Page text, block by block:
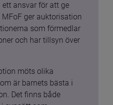
ansvar för att ge
ger auktorisation
som förmedlar
och har tillsyn över
möts olika
är barnets bästa i
Det finns både